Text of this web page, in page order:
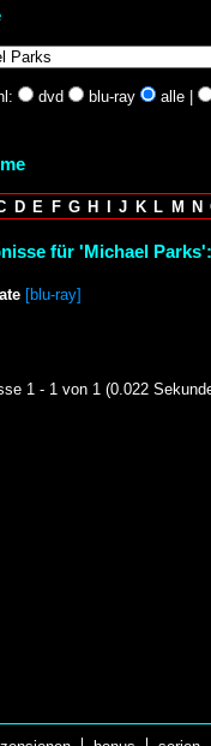
dvd blu-ray alle |
D E F G H I J K L M N
für 'Michael
[blu-ray]
1 - 1 von 1 (0.022